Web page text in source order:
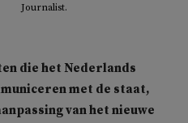
Journalist.
die het Nederlands
met de staat,
van het nieuwe